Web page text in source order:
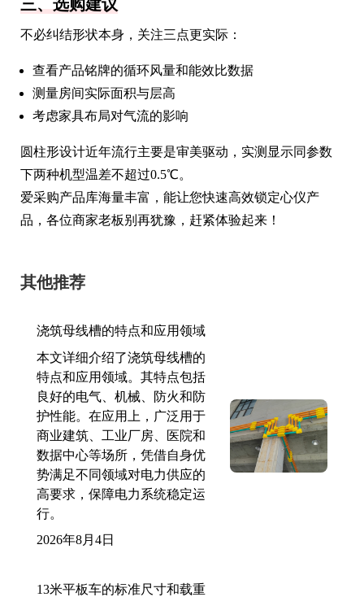
三、选购建议
不必纠结形状本身，关注三点更实际：
查看产品铭牌的循环风量和能效比数据
测量房间实际面积与层高
考虑家具布局对气流的影响
圆柱形设计近年流行主要是审美驱动，实测显示同参数
下两种机型温差不超过0.5℃。
爱采购产品库海量丰富，能让您快速高效锁定心仪产
品，各位商家老板别再犹豫，赶紧体验起来！
其他推荐
浇筑母线槽的特点和应用领域
本文详细介绍了浇筑母线槽的
特点和应用领域。其特点包括
良好的电气、机械、防火和防
护性能。在应用上，广泛用于
商业建筑、工业厂房、医院和
数据中心等场所，凭借自身优
势满足不同领域对电力供应的
高要求，保障电力系统稳定运
行。
2026年8月4日
13米平板车的标准尺寸和载重